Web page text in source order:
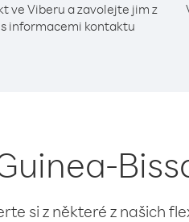
ve Viberu a zavolejte jim z
informacemi kontaktu
si z některé z našich